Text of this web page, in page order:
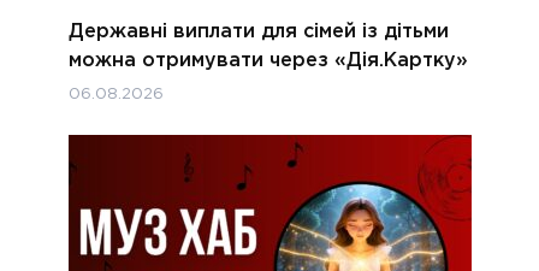
Державні виплати для сімей із дітьми
можна отримувати через «Дія.Картку»
06.08.2026